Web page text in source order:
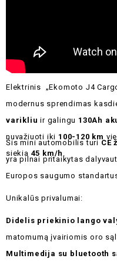
Elektrinis „Ekomoto J4
modernus sprendimas
varikliu ir galingu 130Ah
nuvažiuoti iki 100-120 km
siekia 45 km/h
Šis mini automobilis turi CE
yra pilnai pritaikytas
Europos saugumo
Unikalūs privalumai:
Didelis priekinio lango
matomumą įvairiomis oro
Multimedija su bluetooth